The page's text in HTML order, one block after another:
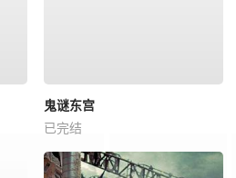
鬼谜东宫
已完结